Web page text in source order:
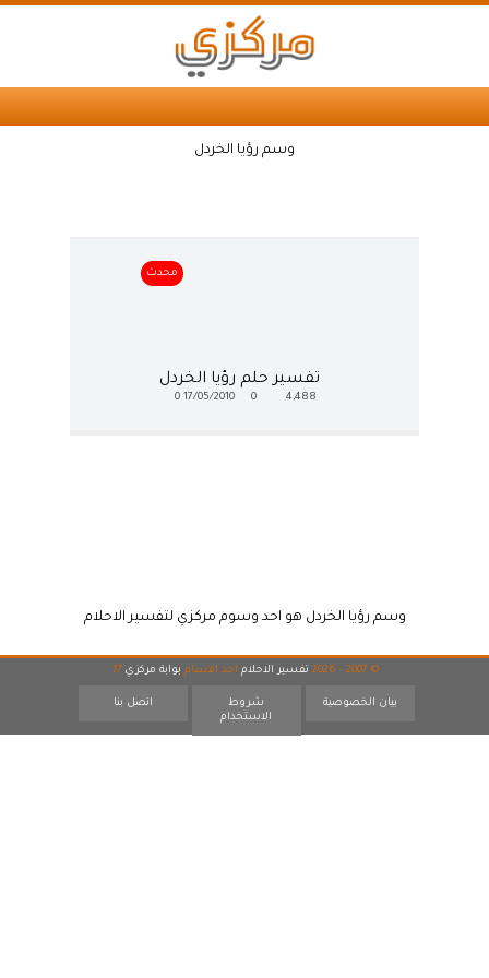
وسم رؤيا الخردل
محدث
تفسير حلم رؤيا الخردل
4,488
17/05/2010
0
وسم رؤيا الخردل هو احد وسوم مركزي لتفسير الاحلام
© 2007 - 2026 تفسير الاحلام احد اقسام بوابة مركزي 17
بيان الخصوصية
شروط
الاستخدام
اتصل بنا